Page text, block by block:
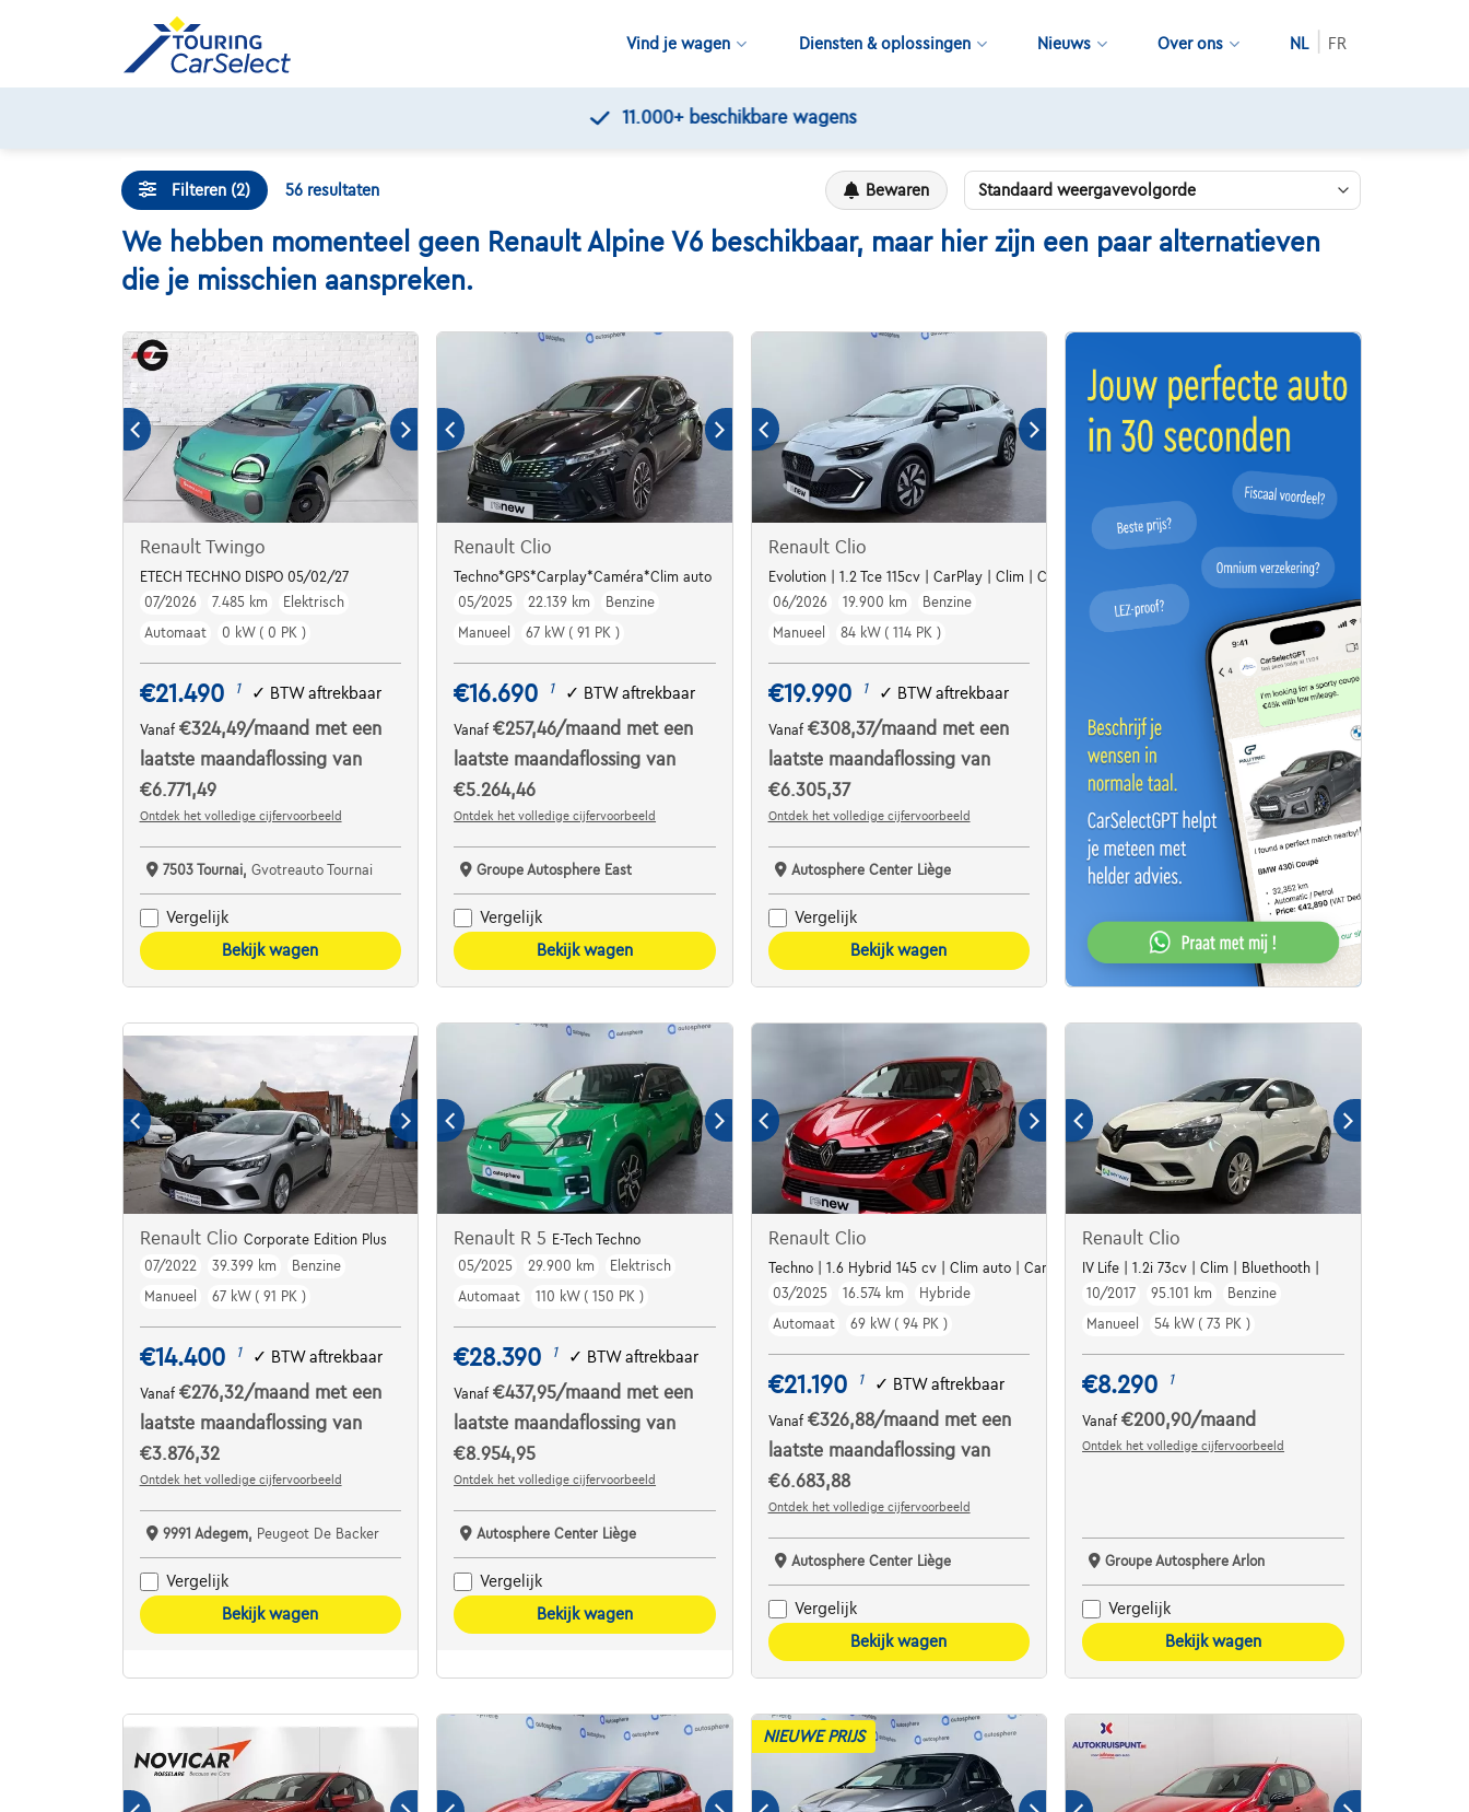
Vind je wagen Diensten & oplossingen Nieuws Over ons NL FR
11.000+beschikbare wagens
Filteren (2) 56 resultaten Bewaren
We hebben momenteel geen Renault Alpine V6 beschikbaar, maar hier zijn een paar alternatieven
die je misschien aanspreken.
Renault Twingo
ETECH TECHNO DISPO 05/02/27
07/2026
7.485 km
Elektrisch
Automaat
0 kW ( 0 PK )
€21.490 1 ✓ BTW aftrekbaar
Vanaf €324,49/maand met een
laatste maandaflossing van
€6.771,49
Ontdek het volledige cijfervoorbeeld
7503 Tournai, Gvotreauto Tournai
Vergelijk
Bekijk wagen
Renault Clio
Techno*GPS*Carplay*Caméra*Clim auto
05/2025
22.139 km
Benzine
Manueel
67 kW ( 91 PK )
€16.690 1 ✓ BTW aftrekbaar
Vanaf€257,46/maand met een
laatste maandaflossing van
€5.264,46
Ontdek het volledige cijfervoorbeeld
Groupe Autosphere East
Vergelijk
Bekijk wagen
Renault Clio
Evolution | 1.2 Tce 115cv | CarPlay | Clim | Capteurs AR | Cruise Adaptatif
06/2026
19.900 km
Benzine
Manueel
84 kW ( 114 PK )
€19.990 1 ✓ BTW aftrekbaar
Vanaf €308,37/maand met een
laatste maandaflossing van
€6.305,37
Ontdek het volledige cijfervoorbeeld
Autosphere Center Liège
Vergelijk
Bekijk wagen
Renault Clio Corporate Edition Plus
07/2022
39.399 km
Benzine
Manueel
67 kW ( 91 PK )
€14.400 1 ✓ BTW aftrekbaar
Vanaf €276,32/maand met een
laatste maandaflossing van
€3.876,32
Ontdek het volledige cijfervoorbeeld
9991 Adegem, Peugeot De Backer
Vergelijk
Bekijk wagen
Renault R 5 E-Tech Techno
05/2025
29.900 km
Elektrisch
Automaat
110 kW ( 150 PK )
€28.390 1 ✓ BTW aftrekbaar
Vanaf€437,95/maand met een
laatste maandaflossing van
€8.954,95
Ontdek het volledige cijfervoorbeeld
Autosphere Center Liège
Vergelijk
Bekijk wagen
Renault Clio
Techno | 1.6 Hybrid 145 cv | Clim auto | Caméra | Carplay | Cruise
03/2025
16.574 km
Hybride
Automaat
69 kW ( 94 PK )
€21.190 1 ✓ BTW aftrekbaar
Vanaf €326,88/maand met een
laatste maandaflossing van
€6.683,88
Ontdek het volledige cijfervoorbeeld
Autosphere Center Liège
Vergelijk
Bekijk wagen
Renault Clio
IV Life | 1.2i 73cv | Clim | Bluethooth |
10/2017
95.101 km
Benzine
Manueel
54 kW ( 73 PK )
€8.290 1
Vanaf€200,90/maand
Ontdek het volledige cijfervoorbeeld
Groupe Autosphere Arlon
Vergelijk
Bekijk wagen
NIEUWE PRIJS